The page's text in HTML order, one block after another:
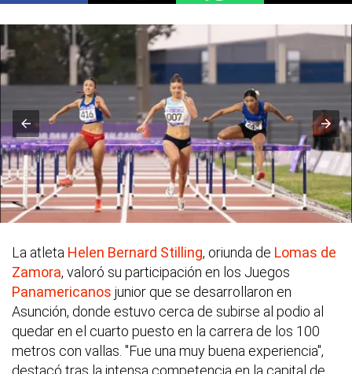
La atleta Helen Bernard Stilling, oriunda de Lomas de
Zamora, valoró su participación en los Juegos
Panamericanos junior que se desarrollaron en
Asunción, donde estuvo cerca de subirse al podio al
quedar en el cuarto puesto en la carrera de los 100
metros con vallas. "Fue una muy buena experiencia",
destacó tras la intensa competencia en la capital de